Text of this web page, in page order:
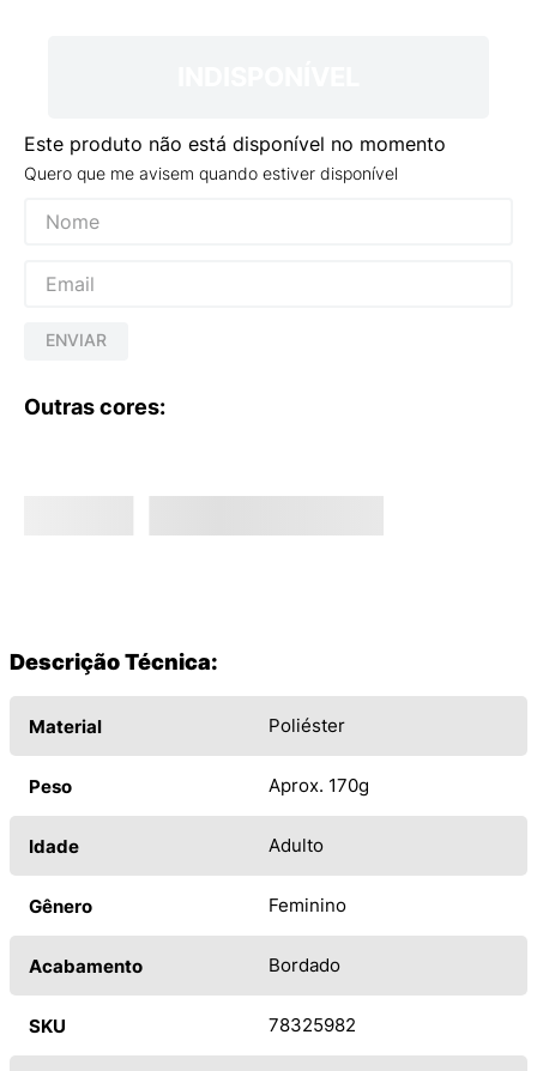
Este produto não está disponível no momento
Quero que me avisem quando estiver disponível
ENVIAR
Outras cores:
Descrição Técnica:
Material Poliéster
Peso Aprox. 170g
Idade Adulto
Gênero Feminino
Acabamento Bordado
SKU 78325982